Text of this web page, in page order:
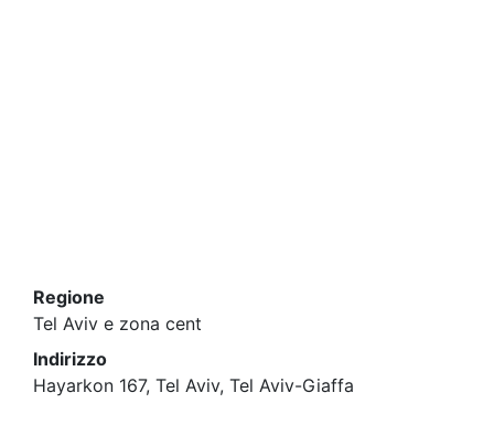
Regione
Tel Aviv e zona cent
Indirizzo
Hayarkon 167, Tel Aviv, Tel Aviv-Giaffa